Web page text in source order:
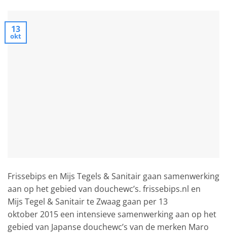
13
okt
Frissebips en Mijs Tegels & Sanitair gaan samenwerking
aan op het gebied van douchewc’s. frissebips.nl en
Mijs Tegel & Sanitair te Zwaag gaan per 13
oktober 2015 een intensieve samenwerking aan op het
gebied van Japanse douchewc’s van de merken Maro